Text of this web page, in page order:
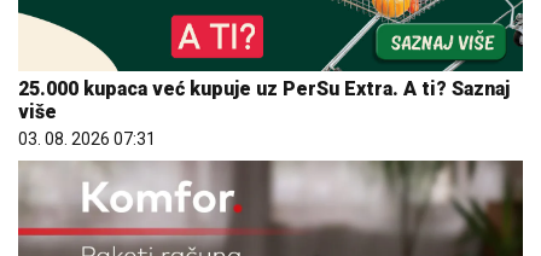
25.000 kupaca već kupuje uz PerSu Extra. A ti? Saznaj
više
03. 08. 2026 07:31